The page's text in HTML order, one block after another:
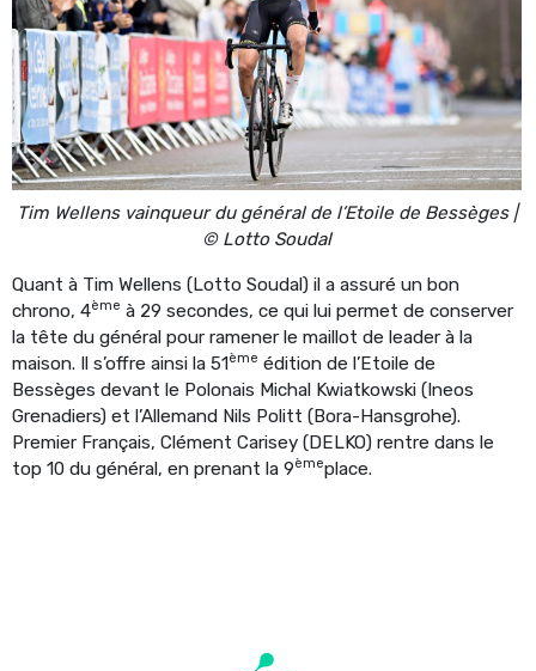
Tim Wellens vainqueur du général de l’Etoile de Bessèges |
© Lotto Soudal
Quant à Tim Wellens (Lotto Soudal) il a assuré un bon
chrono, 4ème à 29 secondes, ce qui lui permet de conserver
la tête du général pour ramener le maillot de leader à la
maison. Il s’offre ainsi la 51ème édition de l’Etoile de
Bessèges devant le Polonais Michal Kwiatkowski (Ineos
Grenadiers) et l’Allemand Nils Politt (Bora-Hansgrohe).
Premier Français, Clément Carisey (DELKO) rentre dans le
top 10 du général, en prenant la 9èmeplace.